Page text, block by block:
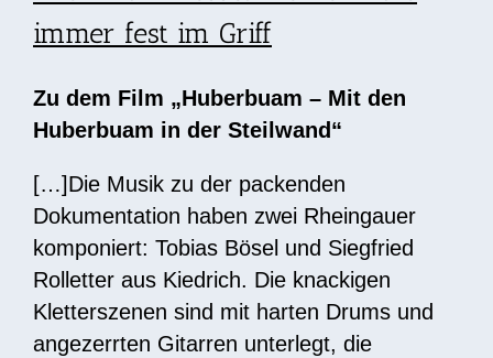
immer fest im Griff
Zu dem Film „Huberbuam – Mit den
Huberbuam in der Steilwand“
[…]Die Musik zu der packenden
Dokumentation haben zwei Rheingauer
komponiert: Tobias Bösel und Siegfried
Rolletter aus Kiedrich. Die knackigen
Kletterszenen sind mit harten Drums und
angezerrten Gitarren unterlegt, die